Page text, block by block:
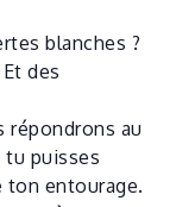
blanches ?
des
répondrons au
tu puisses
ton entourage.